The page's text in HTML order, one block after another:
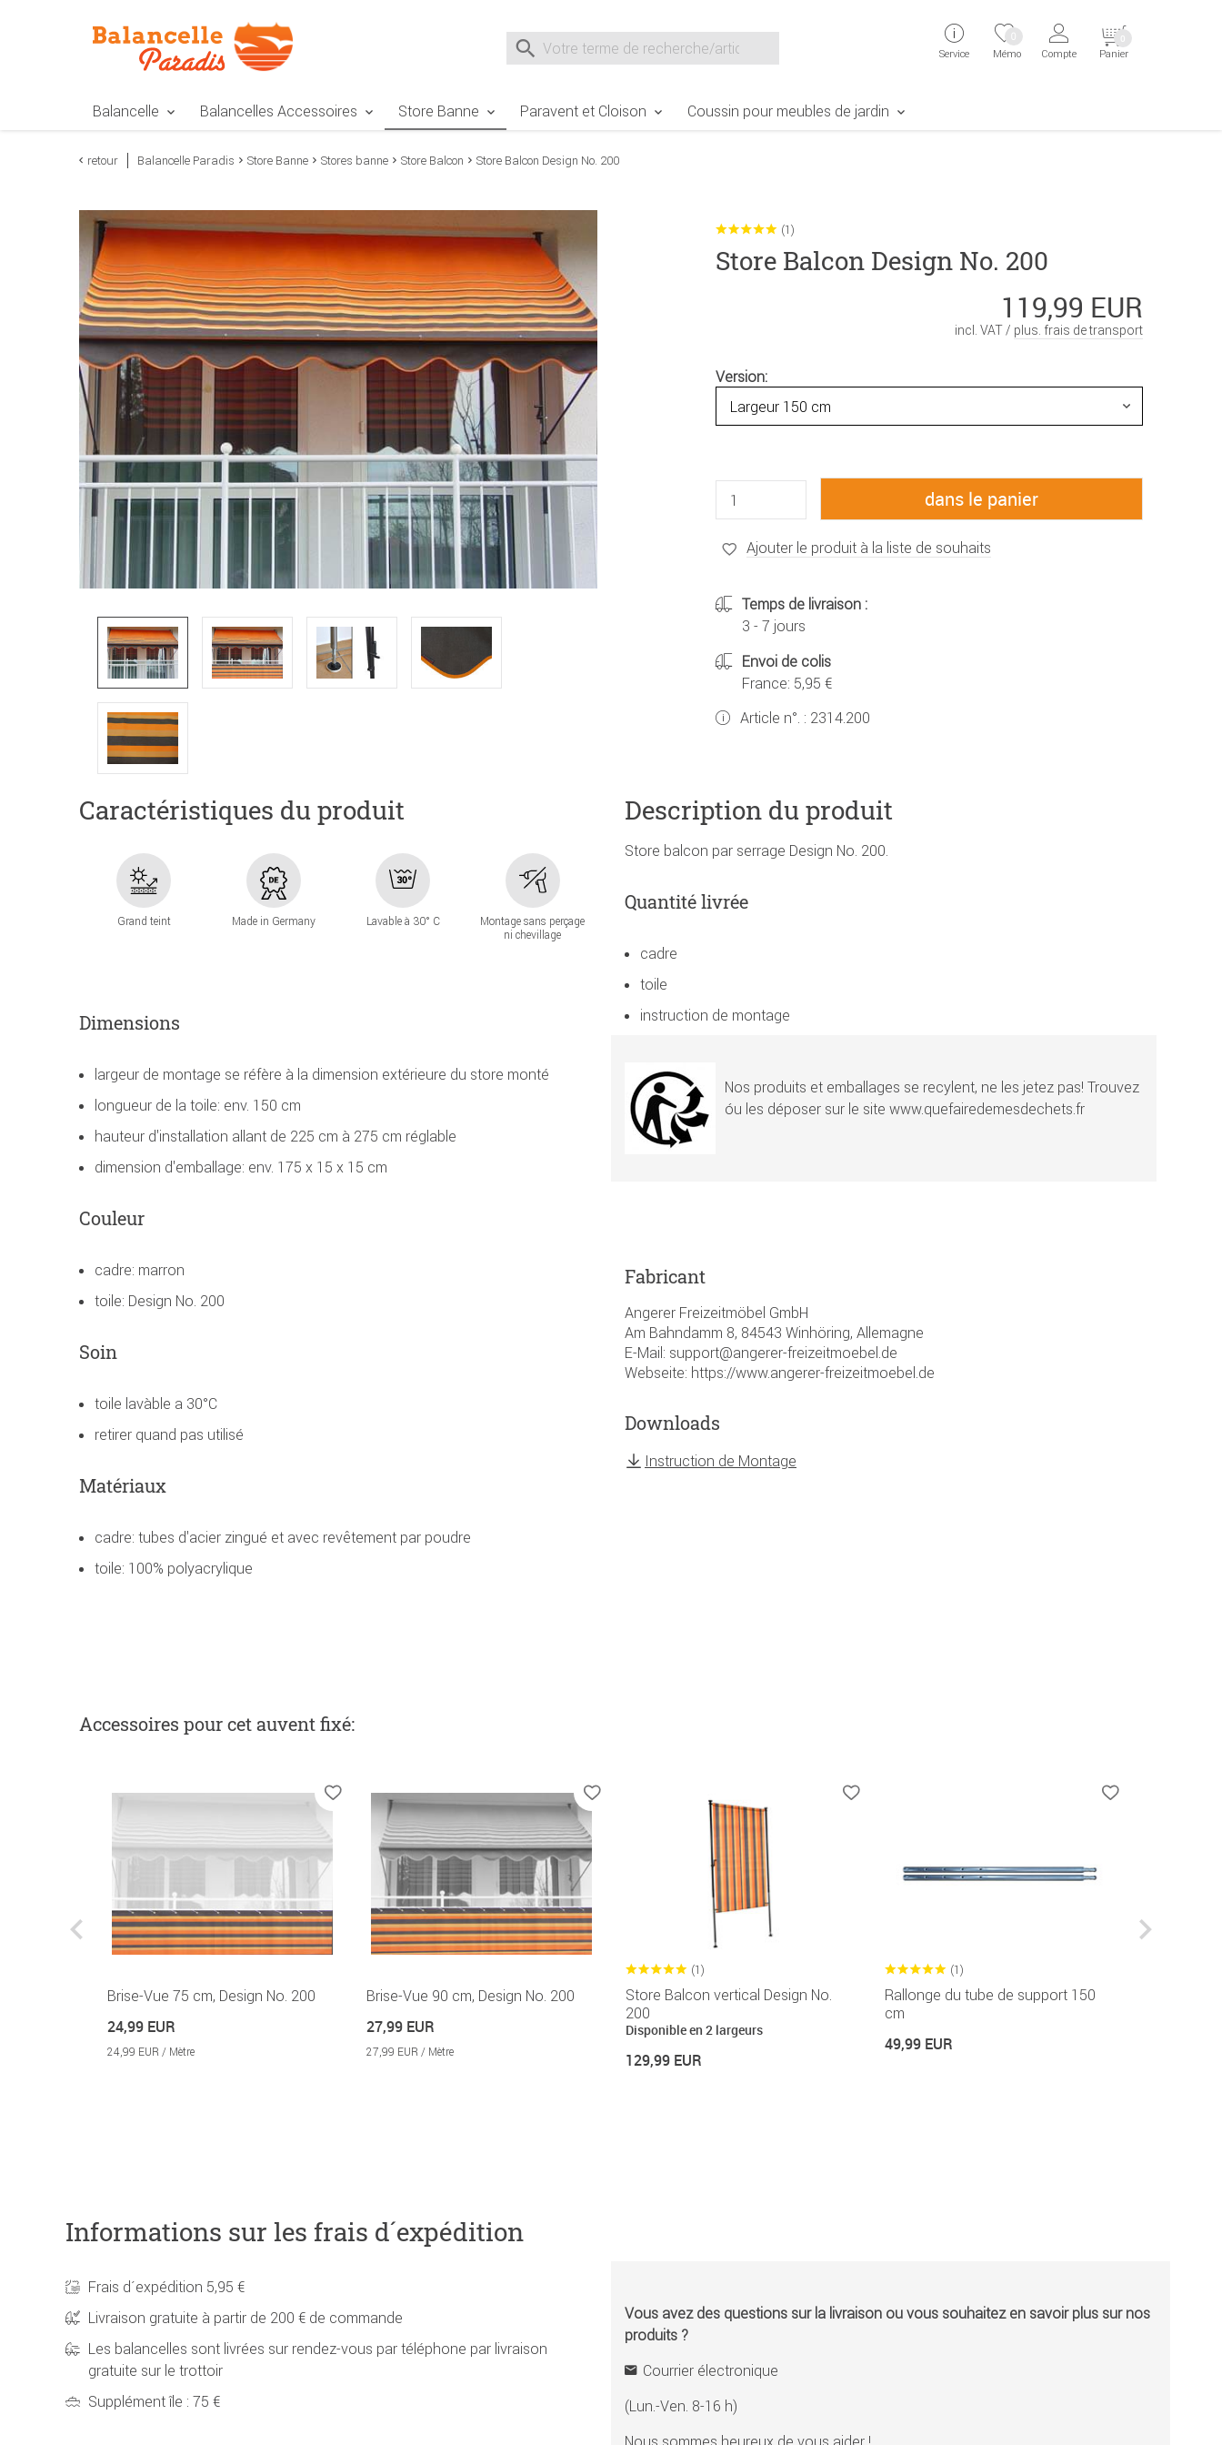
Suche nach
Service Mémo
0
Compte Panier
0
Balancelle Balancelles Accessoires Store Banne Paravent et Cloison Coussin pour meubles de jardin
retour Balancelle Paradis Store Banne Stores banne Store Balcon Store Balcon Design No. 200
(1)
Store Balcon Design No. 200
119,99 EUR
incl. VAT / plus. frais de transport
Version:
Ajouter le produit à la liste de souhaits
Temps de livraison :
3 - 7 jours
Envoi de colis
France: 5,95 €
Article n°. : 2314.200
Caractéristiques du produit
Grand teint Made in Germany Lavable à 30° C
Montage sans perçage
ni chevillage
Dimensions
largeur de montage se réfère à la dimension extérieure du store monté
longueur de la toile: env. 150 cm
hauteur d'installation allant de 225 cm à 275 cm réglable
dimension d'emballage: env. 175 x 15 x 15 cm
Couleur
cadre: marron
toile: Design No. 200
Soin
toile lavàble a 30°C
retirer quand pas utilisé
Matériaux
cadre: tubes d'acier zingué et avec revêtement par poudre
toile: 100% polyacrylique
Description du produit
Store balcon par serrage Design No. 200.
Quantité livrée
cadre
toile
instruction de montage
Nos produits et emballages se recylent, ne les jetez pas! Trouvez
óu les déposer sur le site www.quefairedemesdechets.fr
Fabricant
Angerer Freizeitmöbel GmbH
Am Bahndamm 8, 84543 Winhöring, Allemagne
E-Mail: support@angerer-freizeitmoebel.de
Webseite: https://www.angerer-freizeitmoebel.de
Downloads
Instruction de Montage
Accessoires pour cet auvent fixé:
Brise-Vue 75 cm, Design No. 200
24,99 EUR
24,99 EUR / Mètre
Brise-Vue 90 cm, Design No. 200
27,99 EUR
27,99 EUR / Mètre
(1)
Store Balcon vertical Design No.
200
Disponible en 2 largeurs
129,99 EUR
(1)
Rallonge du tube de support 150
cm
49,99 EUR
Informations sur les frais d´expédition
Frais d´expédition 5,95 €
Livraison gratuite à partir de 200 € de commande
Les balancelles sont livrées sur rendez-vous par téléphone par livraison
gratuite sur le trottoir
Supplément île : 75 €
Vous avez des questions sur la livraison ou vous souhaitez en savoir plus sur nos
produits ?
Courrier électronique
(Lun.-Ven. 8-16 h)